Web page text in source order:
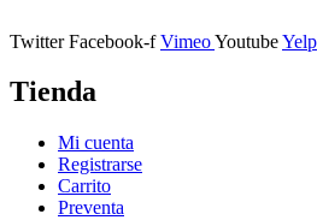
Twitter Facebook-f VimeoYoutubeYelp
Tienda
Mi cuenta
Registrarse
Carrito
Preventa